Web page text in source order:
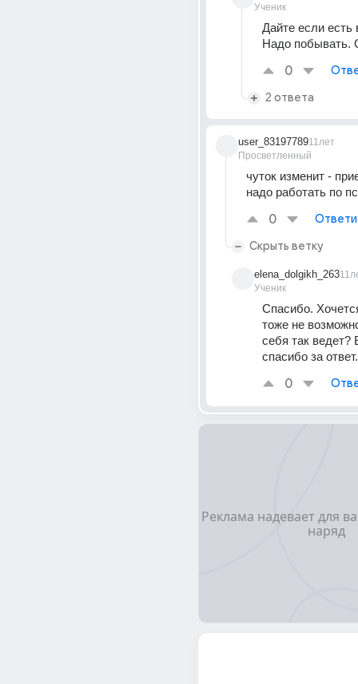
Ученик
Дайте если есть
Надо побывать.
0
2 ответа
user_83197789
Просветленный
11лет
чуток изменит -
надо работать по
0
Скрыть ветку
elena_dolgikh_263
Ученик
Спасибо.
тоже не
себя так ведет?
спасибо за ответ.
0